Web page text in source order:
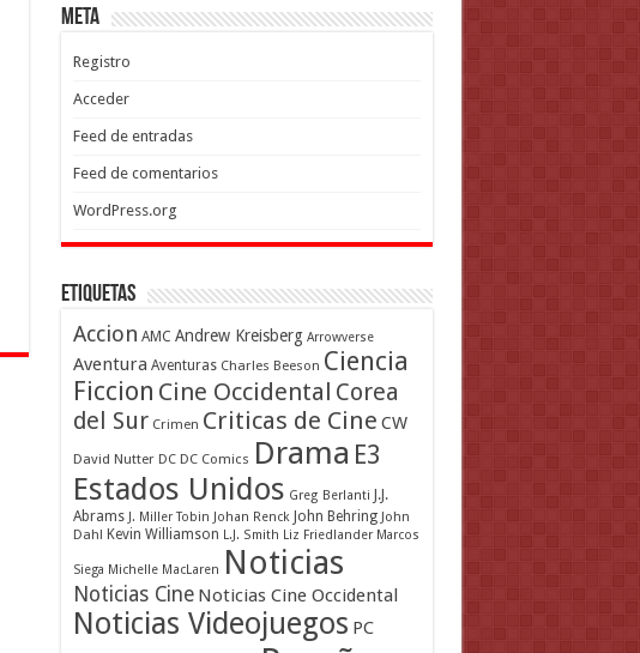
Meta
Registro
Acceder
Feed de entradas
Feed de comentarios
WordPress.org
Etiquetas
Accion AMC Andrew Kreisberg Arrowverse
Aventura Aventuras Charles Beeson Ciencia
Ficcion Cine Occidental Corea
del Sur Crimen Criticas de Cine CW
David Nutter DC DC Comics Drama E3
Estados Unidos Greg Berlanti
J.J.
Abrams J. Miller Tobin Johan Renck John Behring John
Dahl Kevin Williamson L.J. Smith Liz Friedlander Marcos
Siega Michelle MacLaren Noticias
Noticias Cine Noticias Cine Occidental
Noticias Videojuegos PC